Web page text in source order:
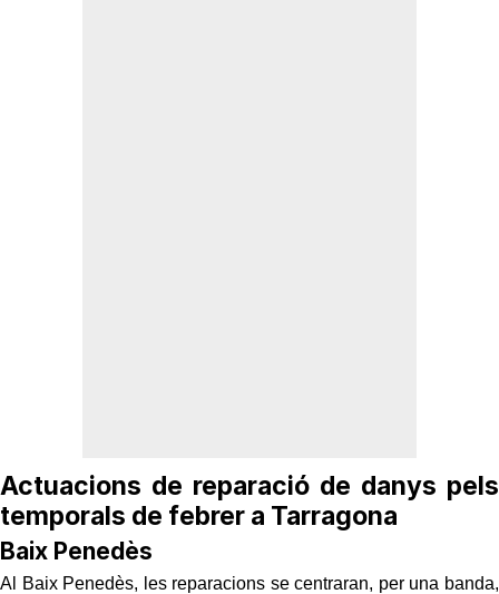
Actuacions de reparació de danys pels
temporals de febrer a Tarragona
Baix Penedès
Al Baix Penedès, les reparacions se centraran, per una banda,